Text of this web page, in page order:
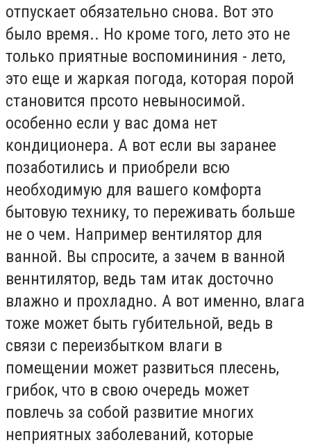
отпускает обязательно снова. Вот это
было время.. Но кроме того, лето это не
только приятные воспомининия - лето,
это еще и жаркая погода, которая порой
становится прсото невыносимой.
особенно если у вас дома нет
кондиционера. А вот если вы заранее
позаботились и приобрели всю
необходимую для вашего комфорта
бытовую технику, то переживать больше
не о чем. Например вентилятор для
ванной. Вы спросите, а зачем в ванной
веннтилятор, ведь там итак досточно
влажно и прохладно. А вот именно, влага
тоже может быть губительной, ведь в
связи с переизбытком влаги в
помещении может развиться плесень,
грибок, что в свою очередь может
повлечь за собой развитие многих
неприятных заболеваний, которые